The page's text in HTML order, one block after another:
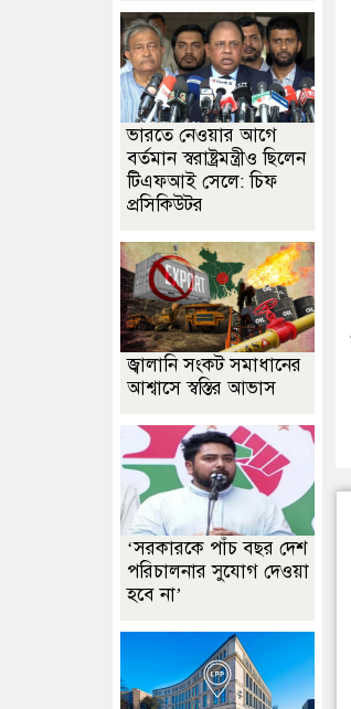
ভারতে নেওয়ার আগে
বর্তমান স্বরাষ্ট্রমন্ত্রীও ছিলেন
টিএফআই সেলে: চিফ
প্রসিকিউটর
জ্বালানি সংকট সমাধানের
আশ্বাসে স্বস্তির আভাস
‘সরকারকে পাঁচ বছর দেশ
পরিচালনার সুযোগ দেওয়া
হবে না’